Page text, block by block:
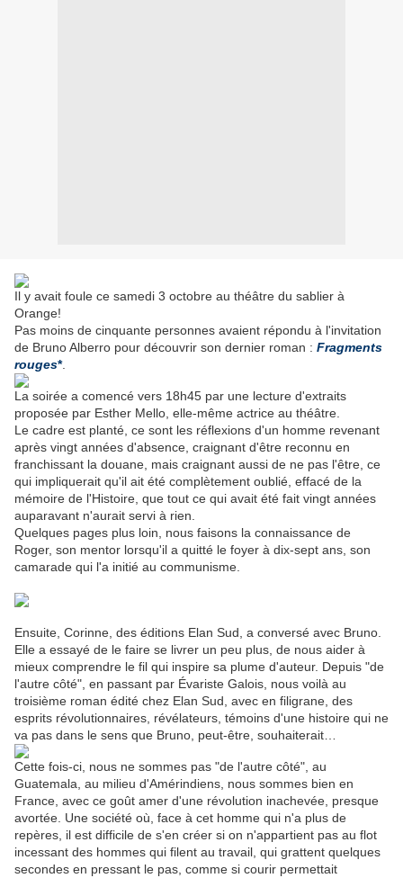
Il y avait foule ce samedi 3 octobre au théâtre du sablier à
Orange!
Pas moins de cinquante personnes avaient répondu à l'invitation
de Bruno Alberro pour découvrir son dernier roman : Fragments
rouges*.
La soirée a comencé vers 18h45 par une lecture d'extraits
proposée par Esther Mello, elle-même actrice au théâtre.
Le cadre est planté, ce sont les réflexions d'un homme revenant
après vingt années d'absence, craignant d'être reconnu en
franchissant la douane, mais craignant aussi de ne pas l'être, ce
qui impliquerait qu'il ait été complètement oublié, effacé de la
mémoire de l'Histoire, que tout ce qui avait été fait vingt années
auparavant n'aurait servi à rien.
Quelques pages plus loin, nous faisons la connaissance de
Roger, son mentor lorsqu'il a quitté le foyer à dix-sept ans, son
camarade qui l'a initié au communisme.
Ensuite, Corinne, des éditions Elan Sud, a conversé avec Bruno.
Elle a essayé de le faire se livrer un peu plus, de nous aider à
mieux comprendre le fil qui inspire sa plume d'auteur. Depuis "de
l'autre côté", en passant par Évariste Galois, nous voilà au
troisième roman édité chez Elan Sud, avec en filigrane, des
esprits révolutionnaires, révélateurs, témoins d'une histoire qui ne
va pas dans le sens que Bruno, peut-être, souhaiterait…
Cette fois-ci, nous ne sommes pas "de l'autre côté", au
Guatemala, au milieu d'Amérindiens, nous sommes bien en
France, avec ce goût amer d'une révolution inachevée, presque
avortée. Une société où, face à cet homme qui n'a plus de
repères, il est difficile de s'en créer si on n'appartient pas au flot
incessant des hommes qui filent au travail, qui grattent quelques
secondes en pressant le pas, comme si courir permettait